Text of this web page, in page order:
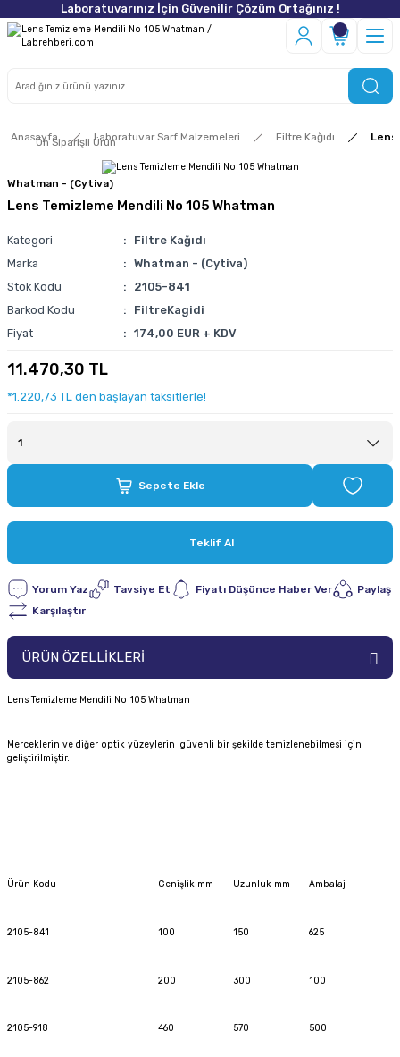
Laboratuvarınız İçin Güvenilir Çözüm Ortağınız !
Anasayfa Laboratuvar Sarf Malzemeleri Filtre Kağıdı Lens
Ön Siparişli Ürün
Whatman - (Cytiva)
Lens Temizleme Mendili No 105 Whatman
Kategori
Filtre Kağıdı
Marka
Whatman - (Cytiva)
Stok Kodu
2105-841
Barkod Kodu
FiltreKagidi
Fiyat
174,00 EUR + KDV
11.470,30 TL
*1.220,73 TL den başlayan taksitlerle!
Sepete Ekle
Teklif Al
Yorum Yaz Tavsiye Et Fiyatı Düşünce Haber Ver
Paylaş
Karşılaştır
ÜRÜN ÖZELLİKLERİ
Lens Temizleme Mendili No 105 Whatman
Merceklerin ve diğer optik yüzeylerin güvenli bir şekilde temizlenebilmesi için
geliştirilmiştir.
Ürün Kodu Genişlik mm Uzunluk mm Ambalaj
2105-841 100 150 625
2105-862 200 300 100
2105-918 460 570 500